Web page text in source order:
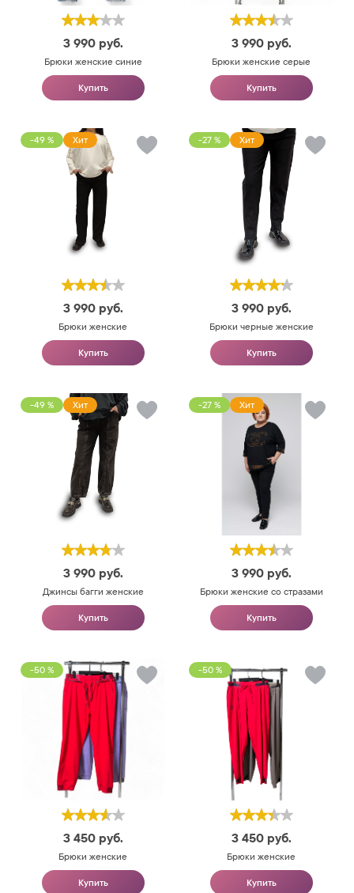
3 990 руб.
Брюки женские синие
Купить
3 990 руб.
Брюки женские серые
Купить
-49 % Хит
3 990 руб.
Брюки женские
Купить
-27 % Хит
3 990 руб.
Брюки черные женские
Купить
-49 % Хит
3 990 руб.
Джинсы багги женские
Купить
-27 % Хит
3 990 руб.
Брюки женские со стразами
Купить
-50 %
3 450 руб.
Брюки женские
Купить
-50 %
3 450 руб.
Брюки женские
Купить